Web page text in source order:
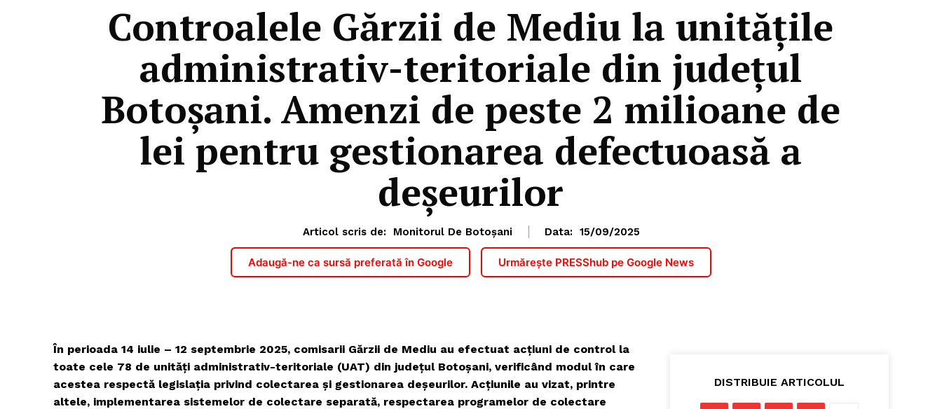
Controalele Gărzii de Mediu la unitățile
administrativ-teritoriale din județul
Botoșani. Amenzi de peste 2 milioane de
lei pentru gestionarea defectuoasă a
deșeurilor
Articol scris de: Monitorul De Botoșani Data: 15/09/2025
Adaugă-ne ca sursă preferată în Google Urmărește PRESShub pe Google News
În perioada 14 iulie – 12 septembrie 2025, comisarii Gărzii de Mediu au efectuat acțiuni de control la
toate cele 78 de unități administrativ-teritoriale (UAT) din județul Botoșani, verificând modul în care
acestea respectă legislația privind colectarea și gestionarea deșeurilor. Acțiunile au vizat, printre
altele, implementarea sistemelor de colectare separată, respectarea programelor de colectare
DISTRIBUIE ARTICOLUL